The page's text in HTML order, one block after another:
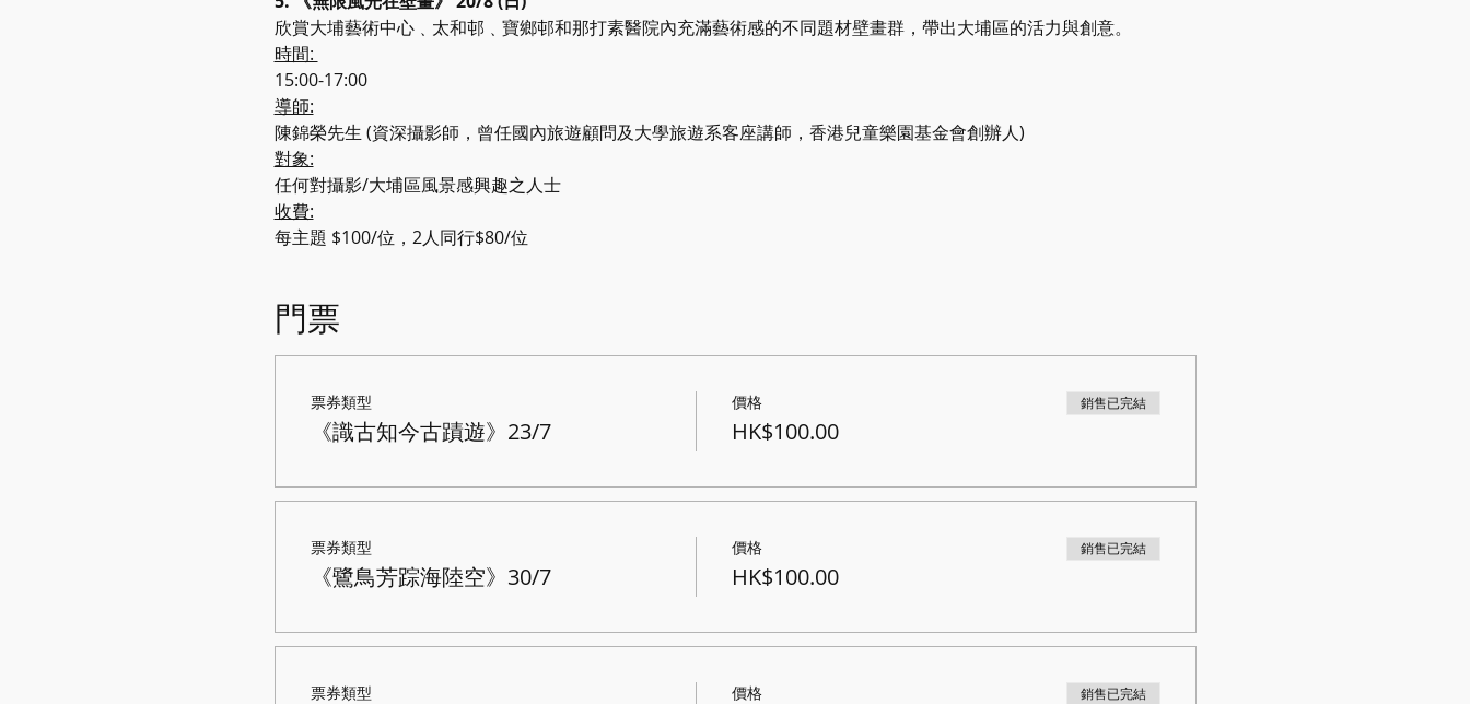
欣賞大埔藝術中心﹑太和邨﹑寶鄉邨和那打素醫院內充滿藝術感的不同題材壁畫群，帶出大埔區的活力與創意。
時間:
15:00-17:00
導師:
陳錦榮先生 (資深攝影師，曾任國內旅遊顧問及大學旅遊系客座講師，香港兒童樂園基金會創辦人)
對象:
任何對攝影/大埔區風景感興趣之人士
收費:
每主題 $100/位，2人同行$80/位
門票
票券類型
《識古知今古蹟遊》23/7
價格
HK$100.00
銷售已完結
票券類型
《鷺鳥芳踪海陸空》30/7
價格
HK$100.00
銷售已完結
票券類型 價格 銷售已完結